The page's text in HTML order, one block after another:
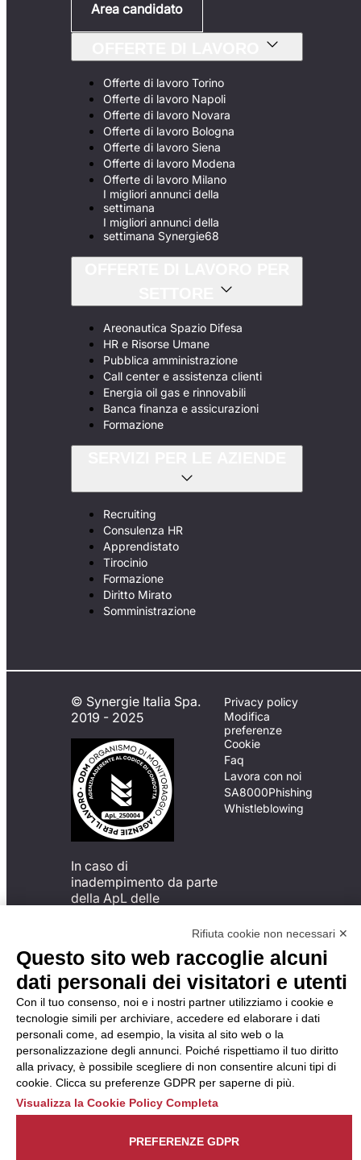
Area candidato
Offerte di lavoro Torino
Offerte di lavoro Napoli
Offerte di lavoro Novara
Offerte di lavoro Bologna
Offerte di lavoro Siena
Offerte di lavoro Modena
Offerte di lavoro Milano
I migliori annunci della
settimana
I migliori annunci della
settimana Synergie68
Areonautica Spazio Difesa
HR e Risorse Umane
Pubblica amministrazione
Call center e assistenza clienti
Energia oil gas e rinnovabili
Banca finanza e assicurazioni
Formazione
Recruiting
Consulenza HR
Apprendistato
Tirocinio
Formazione
Diritto Mirato
Somministrazione
© Synergie Italia Spa.
2019 - 2025
In caso di
inadempimento da parte
della ApL delle
del Codice di Condotta, è
possibile presentare un
reclamo
all’Organismo di
Monitoraggio utilizzando
una delle modalità
descritte al seguente
indirizzo web
https://odm-
agenzielavoro.it/reclami/ .
Privacy policy
Modifica
preferenze
Cookie
Faq
Lavora con noi
SA8000Phishing
Whistleblowing
Rifiuta cookie non necessari ✕
Questo sito web raccoglie alcuni
dati personali dei visitatori e utenti
Con il tuo consenso, noi e i nostri partner utilizziamo i cookie e
tecnologie simili per archiviare, accedere ed elaborare i dati
personali come, ad esempio, la visita al sito web o la
personalizzazione degli annunci. Poiché rispettiamo il tuo diritto
alla privacy, è possibile scegliere di non consentire alcuni tipi di
cookie. Clicca su preferenze GDPR per saperne di più.
Visualizza la Cookie Policy Completa
PREFERENZE GDPR